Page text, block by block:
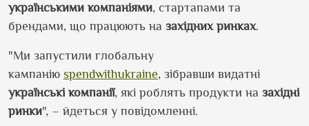
українськими компаніями, стартапами та
брендами, що працюють на західних ринках.
"Ми запустили глобальну
кампанію spendwithukraine, зібравши видатні
українські компанії, які роблять продукти на західні
ринки", – йдеться у повідомленні.